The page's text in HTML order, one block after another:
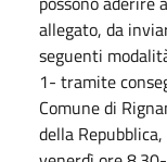
allegato, da
seguenti
1- tramite
Comune di
della